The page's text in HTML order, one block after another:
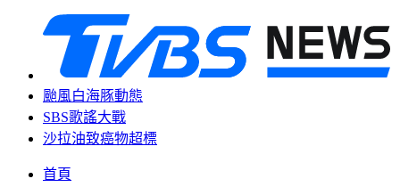
颱風白海豚動態
SBS歌謠大戰
沙拉油致癌物超標
首頁